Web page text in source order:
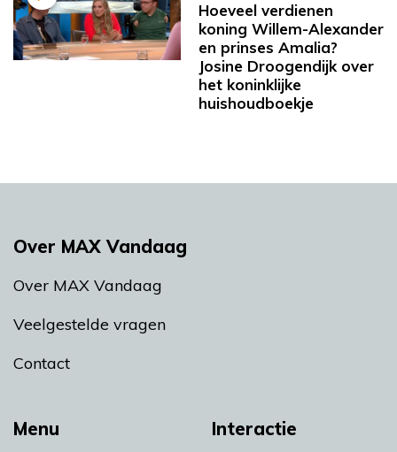
Hoeveel verdienen
koning Willem-Alexander
en prinses Amalia?
Josine Droogendijk over
het koninklijke
huishoudboekje
Menu Interactie
Over MAX Vandaag
Over MAX Vandaag
Veelgestelde vragen
Contact